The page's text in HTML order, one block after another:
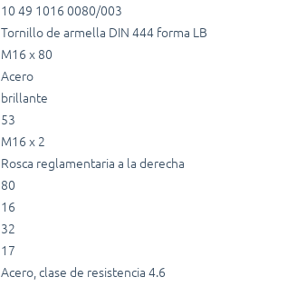
10 49 1016 0080/003
Tornillo de armella DIN 444 forma LB
M16 x 80
Acero
brillante
53
M16 x 2
Rosca reglamentaria a la derecha
80
16
32
17
Acero, clase de resistencia 4.6